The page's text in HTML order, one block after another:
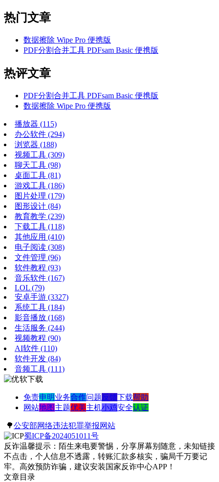
热门文章
数据擦除 Wipe Pro 便携版
PDF分割合并工具 PDFsam Basic 便携版
热评文章
PDF分割合并工具 PDFsam Basic 便携版
数据擦除 Wipe Pro 便携版
播放器 (115)
办公软件 (294)
浏览器 (188)
视频工具 (309)
聊天工具 (98)
桌面工具 (81)
游戏工具 (186)
图片处理 (179)
图形设计 (84)
教育教学 (239)
下载工具 (118)
其他应用 (410)
电子阅读 (308)
文件管理 (96)
软件教程 (93)
音乐软件 (167)
LOL (79)
安卓手游 (3327)
系统工具 (184)
影音播放 (168)
生活服务 (244)
视频教程 (90)
AI软件 (110)
软件开发 (84)
音频工具 (111)
免责申明业务合作问题反馈下载帮助
网站地图 主题优美主机小鸡安全认证
🌳公安部网络违法犯罪举报网站
蜀ICP备2024051011号
反诈温馨提示：陌生来电要警惕，分享屏幕别随意，未知链接
不点击，个人信息不透露，转账汇款多核实，骗局千万要记
牢。高效预防诈骗，建议安装国家反诈中心APP！
文章目录